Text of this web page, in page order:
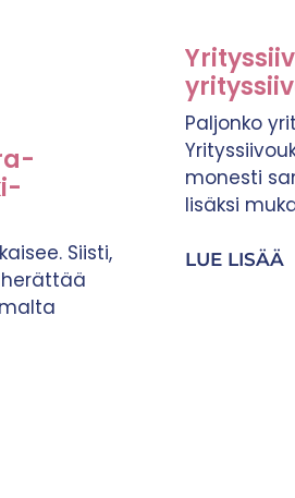
Siisti,
Paljonko
monesti
lisäksi
LUE LISÄÄ